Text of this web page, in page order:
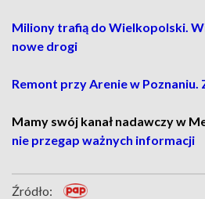
Miliony trafią do Wielkopolski.
nowe drogi
Remont przy Arenie w Poznaniu.
Mamy swój kanał nadawczy w
nie przegap ważnych informacji
Źródło: